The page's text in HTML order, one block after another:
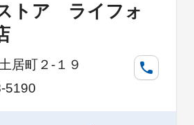
トア ライフォ
居町２-１９
5190